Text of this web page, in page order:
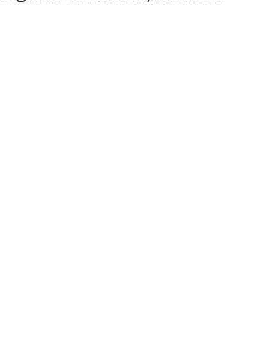
Teil 2“